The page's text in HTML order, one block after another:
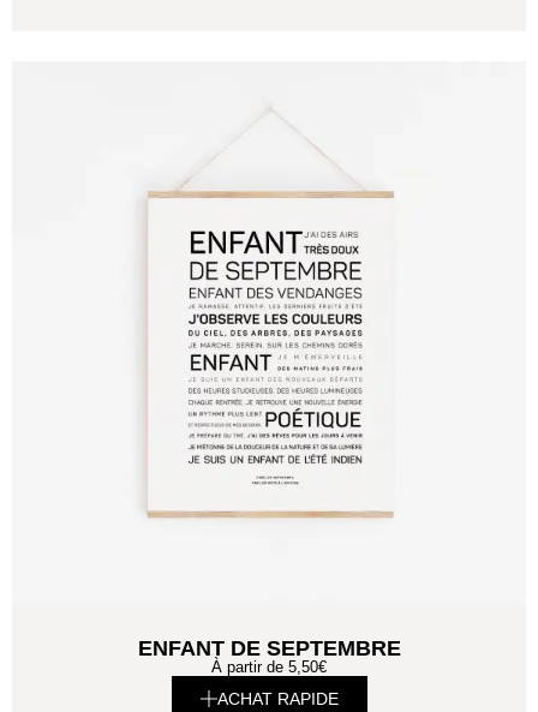
ENFANT DE SEPTEMBRE
À partir de 5,50€
ACHAT RAPIDE